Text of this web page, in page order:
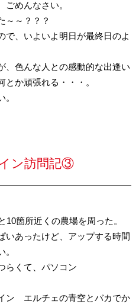
ごめんなさい。
～～？？？
で、いよいよ明日が最終日のよ
、色んな人との感動的な出逢い
とか頑張れる・・・。
。
ン訪問記③
10箇所近くの農場を周った。
いあったけど、アップする時間
。
らくて、パソコン
ン エルチェの青空とバカでか